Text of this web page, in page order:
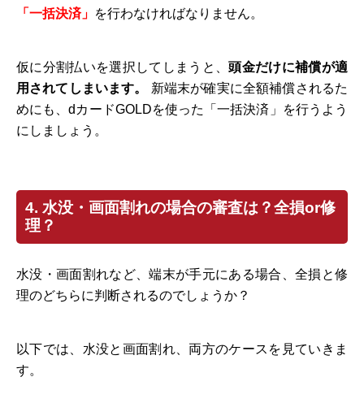
「一括決済」 を行わなければなりません。
仮に分割払いを選択してしまうと、頭金だけに補償が適
用されてしまいます。
新端末が確実に全額補償されるた
めにも、dカードGOLDを使った「一括決済」を行うよう
にしましょう。
4. 水没・画面割れの場合の審査は？全損or修
理？
水没・画面割れなど、端末が手元にある場合、全損と修
理のどちらに判断されるのでしょうか？
以下では、水没と画面割れ、両方のケースを見ていきま
す。